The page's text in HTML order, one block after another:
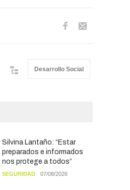
Desarrollo Social
Silvina Lantaño: “Estar
preparados e informados
nos protege a todos”
SEGURIDAD 07/08/2026